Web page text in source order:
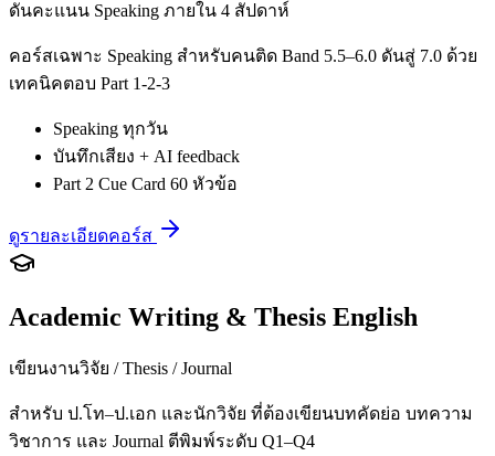
ดันคะแนน Speaking ภายใน 4 สัปดาห์
คอร์สเฉพาะ Speaking สำหรับคนติด Band 5.5–6.0 ดันสู่ 7.0 ด้วย
เทคนิคตอบ Part 1-2-3
Speaking ทุกวัน
บันทึกเสียง + AI feedback
Part 2 Cue Card 60 หัวข้อ
ดูรายละเอียดคอร์ส
Academic Writing & Thesis English
เขียนงานวิจัย / Thesis / Journal
สำหรับ ป.โท–ป.เอก และนักวิจัย ที่ต้องเขียนบทคัดย่อ บทความ
วิชาการ และ Journal ตีพิมพ์ระดับ Q1–Q4